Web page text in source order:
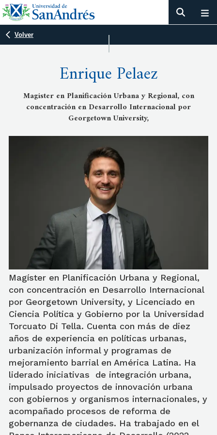
Volver
Enrique Pelaez
Magíster en Planificación Urbana y Regional, con
concentración en Desarrollo Internacional por
Georgetown University,
Magíster en Planificación Urbana y Regional,
con concentración en Desarrollo Internacional
por Georgetown University, y Licenciado en
Ciencia Política y Gobierno por la Universidad
Torcuato Di Tella. Cuenta con más de diez
años de experiencia en políticas urbanas,
urbanización informal y programas de
mejoramiento barrial en América Latina. Ha
liderado iniciativas de integración urbana,
impulsado proyectos de innovación urbana
con gobiernos y organismos internacionales, y
acompañado procesos de reforma de
gobernanza de ciudades. Ha trabajado en el